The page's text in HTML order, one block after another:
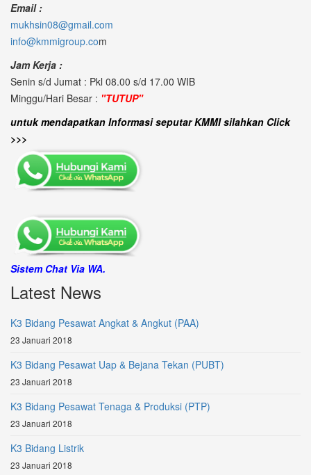
Email :
mukhsin08@gmail.com
info@kmmigroup.com
Jam Kerja :
Senin s/d Jumat : Pkl 08.00 s/d 17.00 WIB
Minggu/Hari Besar : "TUTUP"
untuk mendapatkan Informasi seputar KMMI silahkan Click
>>>
Sistem Chat Via WA.
Latest News
K3 Bidang Pesawat Angkat & Angkut (PAA)
23 Januari 2018
K3 Bidang Pesawat Uap & Bejana Tekan (PUBT)
23 Januari 2018
K3 Bidang Pesawat Tenaga & Produksi (PTP)
23 Januari 2018
K3 Bidang Listrik
23 Januari 2018